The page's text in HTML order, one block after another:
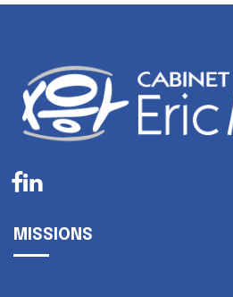
MISSIONS